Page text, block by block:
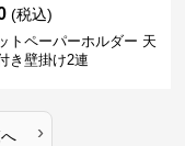
(税込)
トペーパーホルダー 天
き壁掛け2連
›